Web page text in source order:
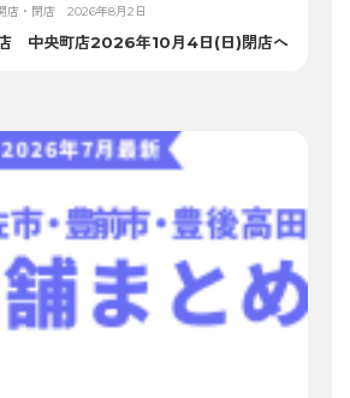
店・閉店 2026年8月2日
店 中央町店2026年10月4日(日)閉店へ